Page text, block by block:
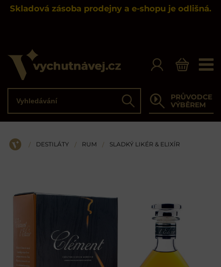
Skladová zásoba prodejny a e-shopu je odlišná.
Hledat
PRŮVODCE
VÝBĚREM
ÚVOD
/ DESTILÁTY / RUM / SLADKÝ LIKÉR & ELIXÍR